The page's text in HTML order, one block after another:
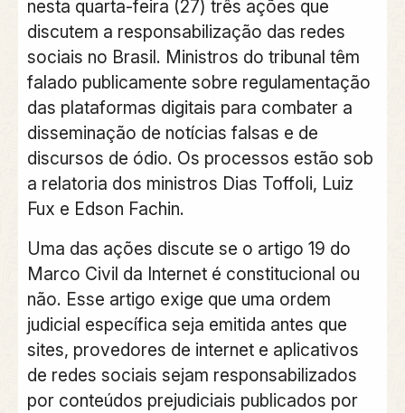
nesta quarta-feira (27) três ações que
discutem a responsabilização das redes
sociais no Brasil. Ministros do tribunal têm
falado publicamente sobre regulamentação
das plataformas digitais para combater a
disseminação de notícias falsas e de
discursos de ódio. Os processos estão sob
a relatoria dos ministros Dias Toffoli, Luiz
Fux e Edson Fachin.
Uma das ações discute se o artigo 19 do
Marco Civil da Internet é constitucional ou
não. Esse artigo exige que uma ordem
judicial específica seja emitida antes que
sites, provedores de internet e aplicativos
de redes sociais sejam responsabilizados
por conteúdos prejudiciais publicados por